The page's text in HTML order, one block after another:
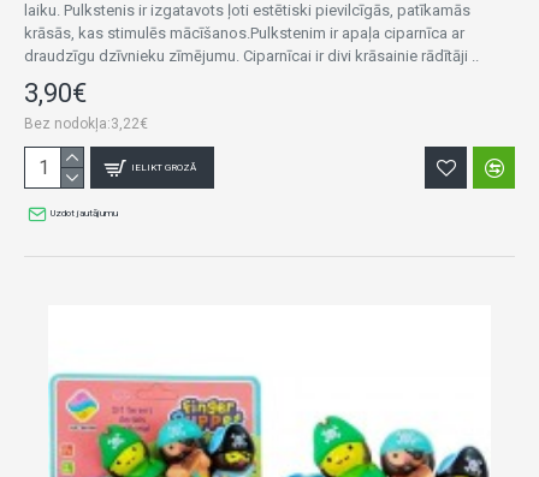
laiku. Pulkstenis ir izgatavots ļoti estētiski pievilcīgās, patīkamās
krāsās, kas stimulēs mācīšanos.Pulkstenim ir apaļa ciparnīca ar
draudzīgu dzīvnieku zīmējumu. Ciparnīcai ir divi krāsainie rādītāji ..
3,90€
Bez nodokļa:3,22€
IELIKT GROZĀ
Uzdot jautājumu